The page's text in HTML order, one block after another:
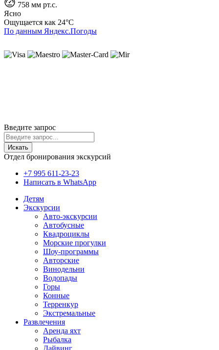
758 мм рт.с.
Ясно
Ощущается как 24°C
По данным Яндекс.Погоды
Введите запрос
Искать
Отдел бронирования экскурсий
+7 995 611-23-23
Написать в WhatsApp
Детям
Экскурсии
Авто-экскурсии
Автобусные
Квадроциклы
Морские прогулки
Шоу-программы
Авторские
Винодельни
Водопады
Горы
Конные
Терренкур
Экстремальные
Развлечения
Аренда яхт
Рыбалка